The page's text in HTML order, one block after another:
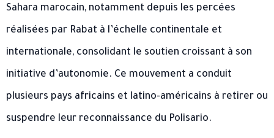
Sahara marocain, notamment depuis les percées
réalisées par Rabat à l’échelle continentale et
internationale, consolidant le soutien croissant à son
initiative d’autonomie. Ce mouvement a conduit
plusieurs pays africains et latino-américains à retirer ou
suspendre leur reconnaissance du Polisario.